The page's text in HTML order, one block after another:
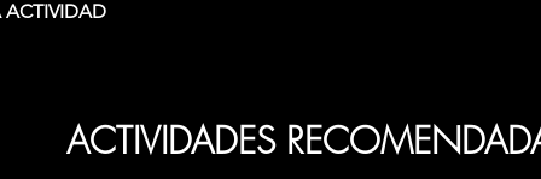
ACTIVIDAD
ACTIVIDADES